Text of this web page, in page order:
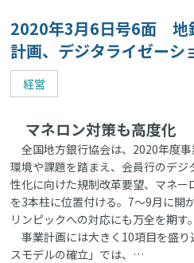
2020年3月6日号6面 地
計画、デジタライゼーシ
経営
マネロン対策も高度化
全国地方銀行協会は、2020年度
環境や課題を踏まえ、会員行のデ
性化に向けた規制改革要望、マネ
を3本柱に位置付ける。7～9月に開
リンピックへの対応にも万全を期す。
事業計画には大きく10項目を盛
スモデルの確立」では、…